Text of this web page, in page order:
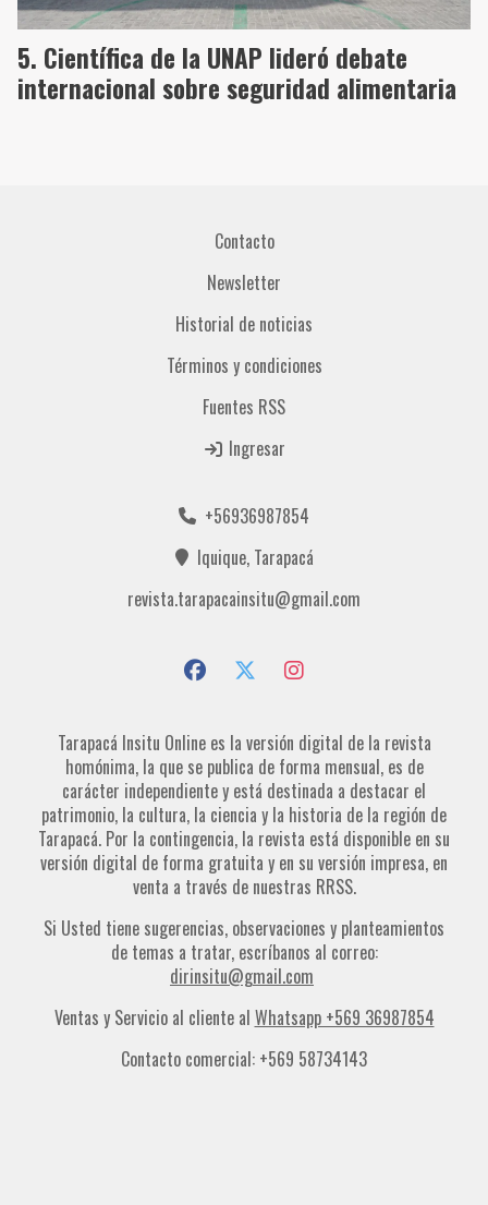
Científica de la UNAP lideró debate
internacional sobre seguridad alimentaria
Contacto
Newsletter
Historial de noticias
Términos y condiciones
Fuentes RSS
Ingresar
Tarapacá Insitu Online es la versión digital de la revista
homónima, la que se publica de forma mensual, es de
carácter independiente y está destinada a destacar el
patrimonio, la cultura, la ciencia y la historia de la región de
Tarapacá. Por la contingencia, la revista está disponible en su
versión digital de forma gratuita y en su versión impresa, en
venta a través de nuestras RRSS.
Si Usted tiene sugerencias, observaciones y planteamientos
de temas a tratar, escríbanos al correo:
dirinsitu@gmail.com
Ventas y Servicio al cliente al Whatsapp +569 36987854
Contacto comercial: +569 58734143
+56936987854
Iquique, Tarapacá
revista.tarapacainsitu@gmail.com